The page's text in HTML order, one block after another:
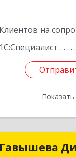
Клиентов на
1С:Специалист
Гавышева